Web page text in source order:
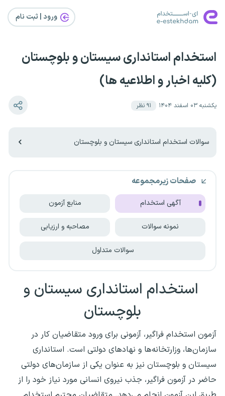
ورود | ثبت‌ نام
استخدام استانداری سیستان و بلوچستان
(کلیه اخبار و اطلاعیه ها)
یکشنبه ۰۳ اسفند ۱۴۰۴ ۹۱ نظر
سوالات استخدام استانداری سیستان و بلوچستان
صفحات زیرمجموعه
آگهی استخدام منابع آزمون
نمونه سوالات مصاحبه و ارزیابی
سوالات متداول
استخدام استانداری سیستان و
بلوچستان
آزمون استخدام فراگیر، آزمونی برای ورود متقاضیان کار در
سازمان‌ها، وزارتخانه‌ها و نهادهای دولتی است. استانداری
سیستان و بلوچستان نیز به عنوان یکی از سازمان‌های دولتی
حاضر در آزمون فراگیر، جذب نیروی انسانی مورد نیاز خود را از